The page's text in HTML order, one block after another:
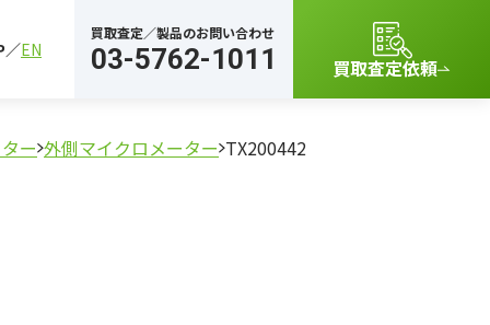
EN
買取査定／製品のお問い合わせ
03-5762-1011 買取査定依頼
ー 外側マイクロメーター TX200442